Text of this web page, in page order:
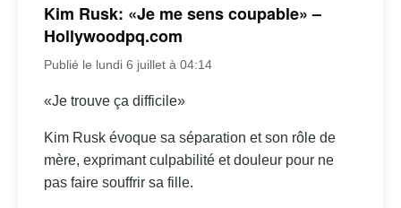
Kim Rusk: «Je me sens coupable» –
Hollywoodpq.com
Publié le lundi 6 juillet à 04:14
«Je trouve ça difficile»
Kim Rusk évoque sa séparation et son rôle de
mère, exprimant culpabilité et douleur pour ne
pas faire souffrir sa fille.